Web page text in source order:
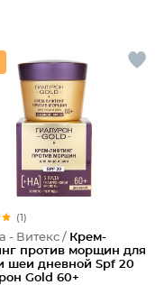
(1)
- Витекс / Крем-
против морщин для
шеи дневной Spf 20
Gold 60+